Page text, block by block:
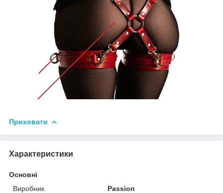
Приховати
Характеристики
Основні
Виробник
Passion